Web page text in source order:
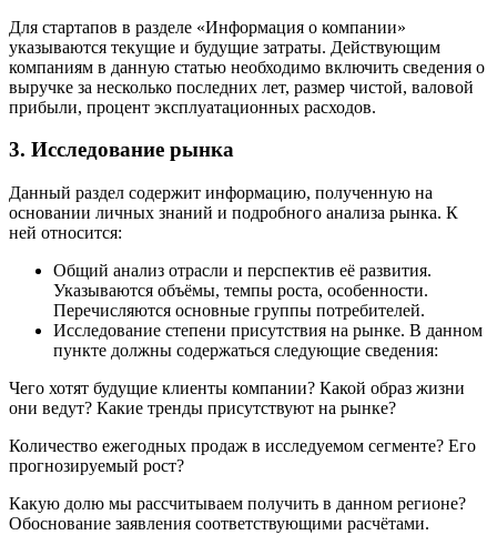
Для стартапов в разделе «Информация о компании»
указываются текущие и будущие затраты. Действующим
компаниям в данную статью необходимо включить сведения о
выручке за несколько последних лет, размер чистой, валовой
прибыли, процент эксплуатационных расходов.
3. Исследование рынка
Данный раздел содержит информацию, полученную на
основании личных знаний и подробного анализа рынка. К
ней относится:
Общий анализ отрасли и перспектив её развития.
Указываются объёмы, темпы роста, особенности.
Перечисляются основные группы потребителей.
Исследование степени присутствия на рынке. В данном
пункте должны содержаться следующие сведения:
Чего хотят будущие клиенты компании? Какой образ жизни
они ведут? Какие тренды присутствуют на рынке?
Количество ежегодных продаж в исследуемом сегменте? Его
прогнозируемый рост?
Какую долю мы рассчитываем получить в данном регионе?
Обоснование заявления соответствующими расчётами.